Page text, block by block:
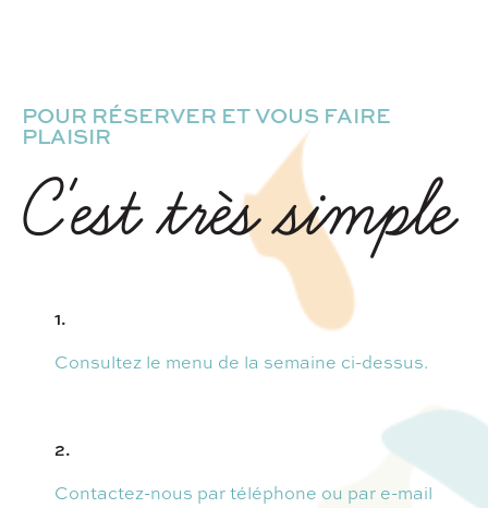
POUR RÉSERVER ET VOUS FAIRE
PLAISIR
C'est très simple
1.
Consultez le menu de la semaine ci-dessus.
2.
Contactez-nous par téléphone ou par e-mail